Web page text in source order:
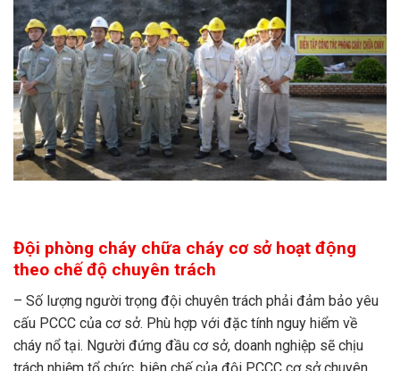
Đội phòng cháy chữa cháy cơ sở hoạt động
theo chế độ chuyên trách
– Số lượng người trọng đội chuyên trách phải đảm bảo yêu
cấu PCCC của cơ sở. Phù hợp với đặc tính nguy hiểm về
cháy nổ tại. Người đứng đầu cơ sở, doanh nghiệp sẽ chịu
trách nhiệm tổ chức, biên chế của đội PCCC cơ sở chuyên